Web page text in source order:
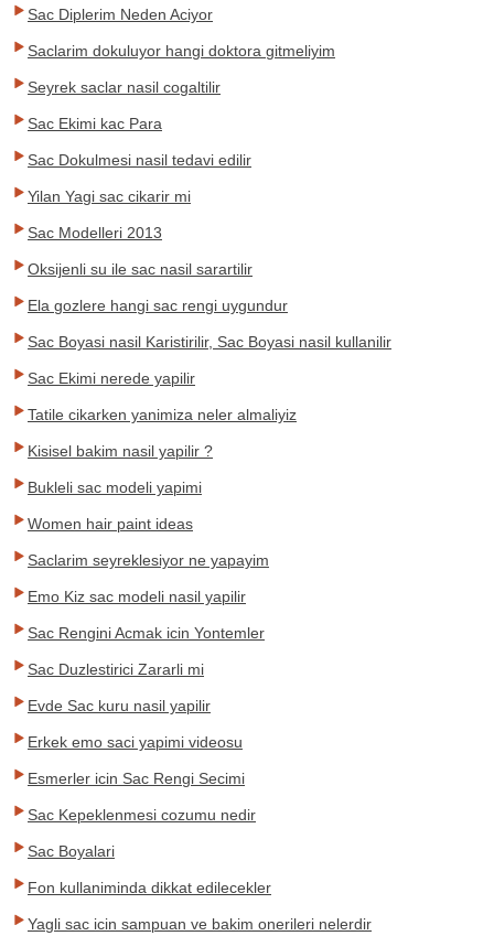
Sac Diplerim Neden Aciyor
Saclarim dokuluyor hangi doktora gitmeliyim
Seyrek saclar nasil cogaltilir
Sac Ekimi kac Para
Sac Dokulmesi nasil tedavi edilir
Yilan Yagi sac cikarir mi
Sac Modelleri 2013
Oksijenli su ile sac nasil sarartilir
Ela gozlere hangi sac rengi uygundur
Sac Boyasi nasil Karistirilir, Sac Boyasi nasil kullanilir
Sac Ekimi nerede yapilir
Tatile cikarken yanimiza neler almaliyiz
Kisisel bakim nasil yapilir ?
Bukleli sac modeli yapimi
Women hair paint ideas
Saclarim seyreklesiyor ne yapayim
Emo Kiz sac modeli nasil yapilir
Sac Rengini Acmak icin Yontemler
Sac Duzlestirici Zararli mi
Evde Sac kuru nasil yapilir
Erkek emo saci yapimi videosu
Esmerler icin Sac Rengi Secimi
Sac Kepeklenmesi cozumu nedir
Sac Boyalari
Fon kullaniminda dikkat edilecekler
Yagli sac icin sampuan ve bakim onerileri nelerdir